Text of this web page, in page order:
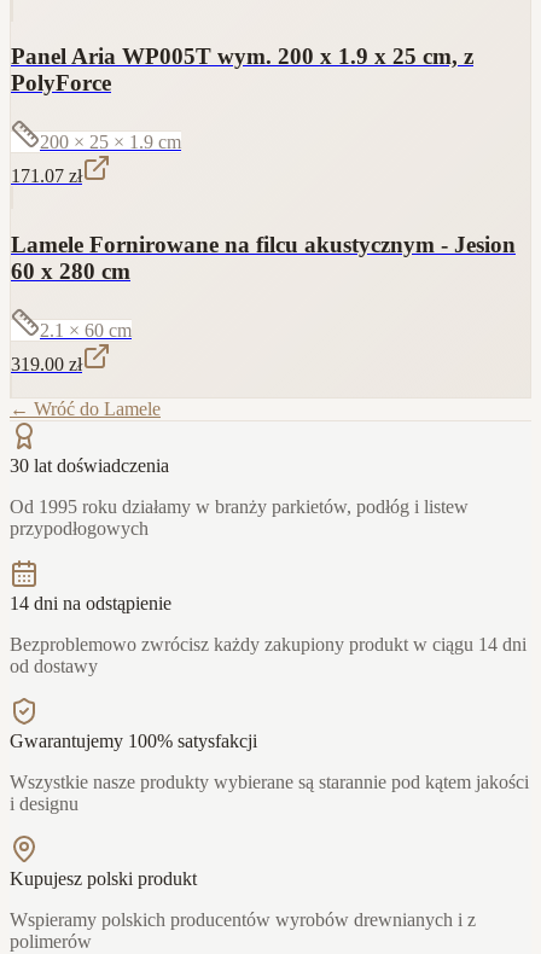
Panel Aria WP005T wym. 200 x 1.9 x 25 cm, z
PolyForce
200 × 25 × 1.9 cm
171.07 zł
Lamele Fornirowane na filcu akustycznym - Jesion
60 x 280 cm
2.1 × 60 cm
319.00 zł
← Wróć do Lamele
30 lat doświadczenia
Od 1995 roku działamy w branży parkietów, podłóg i listew
przypodłogowych
14 dni na odstąpienie
Bezproblemowo zwrócisz każdy zakupiony produkt w ciągu 14 dni
od dostawy
Gwarantujemy 100% satysfakcji
Wszystkie nasze produkty wybierane są starannie pod kątem jakości
i designu
Kupujesz polski produkt
Wspieramy polskich producentów wyrobów drewnianych i z
polimerów